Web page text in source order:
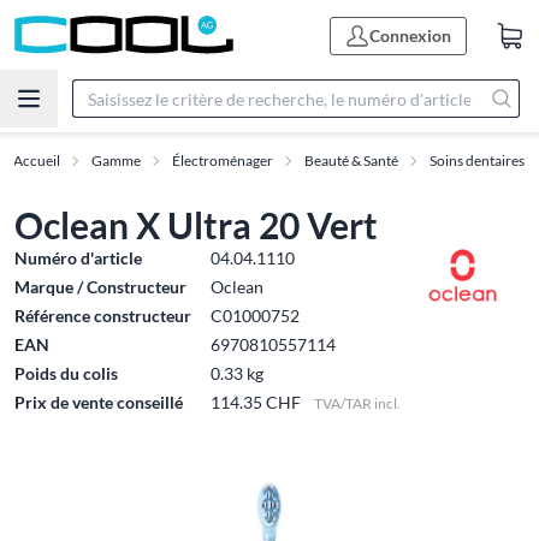
Connexion
Accueil Gamme Électroménager Beauté & Santé Soins dentaires
Oclean X Ultra 20 Vert
Numéro d'article
04.04.1110
Marque / Constructeur
Oclean
Référence constructeur
C01000752
EAN
6970810557114
Poids du colis
0.33 kg
Prix de vente conseillé
114.35 CHF TVA/TAR incl.